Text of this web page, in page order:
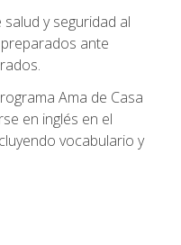
y seguridad al
ante
Ama de Casa
en inglés en el
vocabulario y